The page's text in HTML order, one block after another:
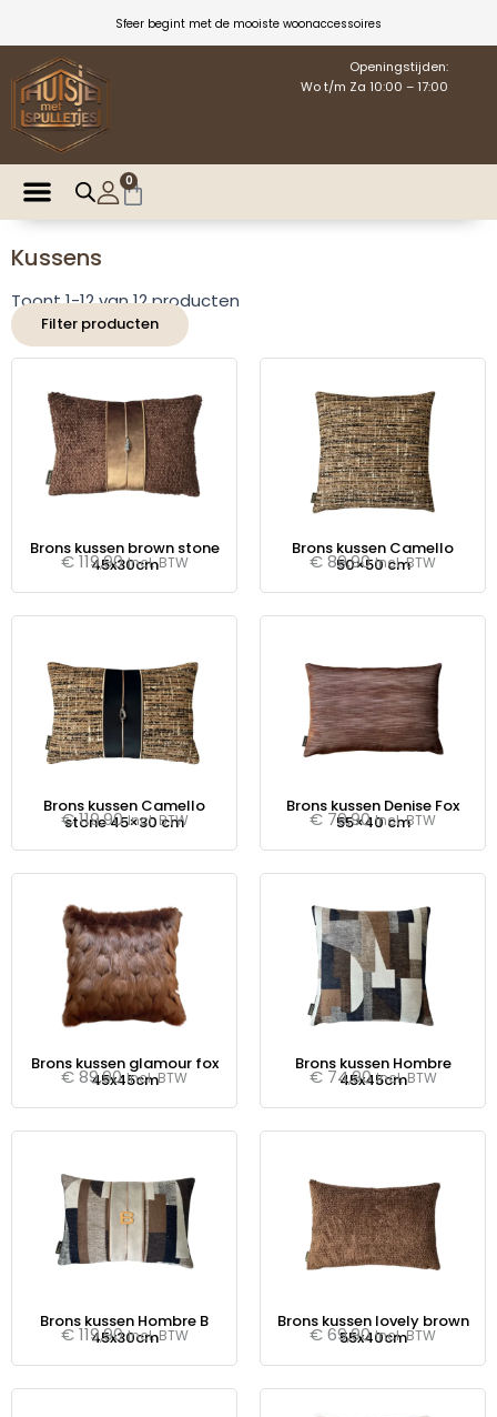
inhoud
Sfeer begint met de mooiste woonaccessoires
Openingstijden:
Wo t/m Za 10:00 – 17:00
0
Winkelwagen
Kussens
Toont 1-12 van 12 producten
Filter producten
Brons kussen brown stone
45x30cm
€119,90 Incl. BTW
Brons kussen Camello
50×50 cm
€89,90 Incl. BTW
Brons kussen Camello
stone 45×30 cm
€119,90 Incl. BTW
Brons kussen Denise Fox
55×40 cm
€79,90 Incl. BTW
Brons kussen glamour fox
45x45cm
€89,90 Incl. BTW
Brons kussen Hombre
45x45cm
€74,90 Incl. BTW
Brons kussen Hombre B
45x30cm
€119,90 Incl. BTW
Brons kussen lovely brown
55x40cm
€69,90 Incl. BTW